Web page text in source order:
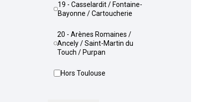
19 - Casselardit / Fontaine-
Bayonne / Cartoucherie
20 - Arènes Romaines /
Ancely / Saint-Martin du
Touch / Purpan
Hors Toulouse